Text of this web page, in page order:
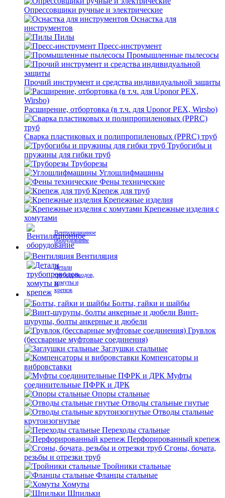
Опрессовщики ручные и электрические
Оснастка для
инструментов
Пилы
Пресс-инструмент
Промышленные пылесосы
Прочий инструмент и средства индивидуальной защиты
Расширение, отбортовка (в т.ч. для Uponor PEX, Wirsbo)
Сварка пластиковых и полипропиленовых (PPRC) труб
Трубогибы и
пружины для гибки труб
Труборезы
Углошлифмашины
Фены технические
Крепеж для труб
Крепежные изделия
Крепежные изделия с
хомутами
Вентиляционное
оборудование
Вентиляция
Детали
трубопроводов,
хомуты и
крепеж
Болты, гайки и шайбы
Винт-
шурупы, болты анкерные и дюбели
Грувлок
(бессварные муфтовые соединения)
Заглушки стальные
Компенсаторы и
вибровставки
Муфты
соединительные ПФРК и ДРК
Опоры стальные
Отводы стальные гнутые
Отводы стальные
крутоизогнутые
Переходы стальные
Перфорированный крепеж
Сгоны, бочата,
резьбы и отрезки труб
Тройники стальные
Фланцы стальные
Хомуты
Шпильки